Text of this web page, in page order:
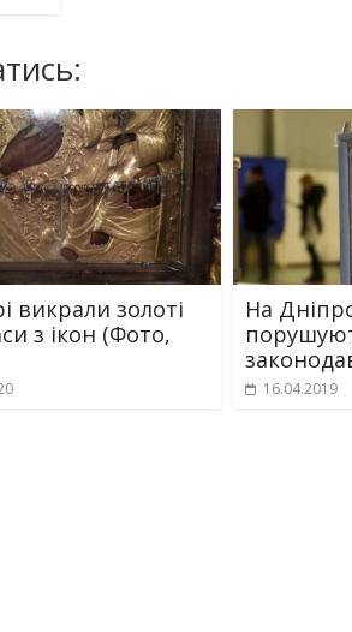
викрали золоті
з ікон (Фото,
На
16.04.2019